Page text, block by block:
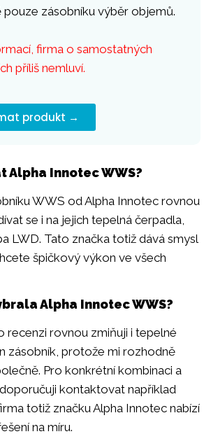
pouze zásobníku výběr objemů.
firma o samostatných
příliš nemluví.
produkt →
Alpha Innotec WWS?
WWS od Alpha Innotec rovnou
se i na jejich tepelná čerpadla,
LWD. Tato značka totiž dává smysl
špičkový výkon ve všech
Alpha Innotec WWS?
recenzi rovnou zmiňuji i tepelné
zásobník, protože mi rozhodně
Pro konkrétní kombinaci a
kontaktovat například
totiž značku Alpha Innotec nabízí
na míru.